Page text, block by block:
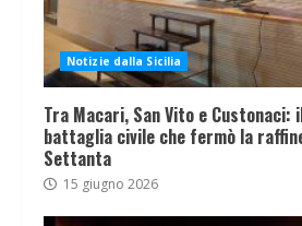
Notizie dalla Sicilia
Tra Macari, San Vito e Custonaci:
battaglia civile che fermò la
Settanta
15 giugno 2026